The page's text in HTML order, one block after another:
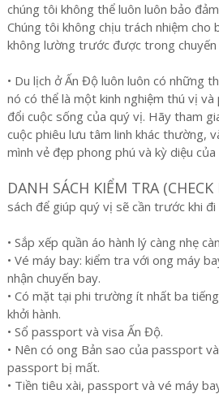
chúng tôi không thể luôn luôn bảo
Chúng tôi không chịu trách nhiệm cho
không lường trước được trong chuyến
• Du lịch ở Ấn Độ luôn luôn có những
nó có thể là một kinh nghiệm thú vị
đổi cuộc sống của quý vị. Hãy tham
cuộc phiêu lưu tâm linh khác thường,
mình vẻ đẹp phong phú và kỳ diệu của
DANH SÁCH KIỂM TRA (CHECK
sách để giúp quý vị sẽ cần trước khi đi
• Sắp xếp quần áo hành lý càng nhẹ
• Vé máy bay: kiểm tra với ong máy
nhận chuyến bay.
• Có mặt tại phi trường ít nhất ba
khởi hành.
• Sổ passport và visa Ấn Độ.
• Nên có ong Bản sao của passport
passport bị mất.
• Tiền tiêu xài, passport và vé máy